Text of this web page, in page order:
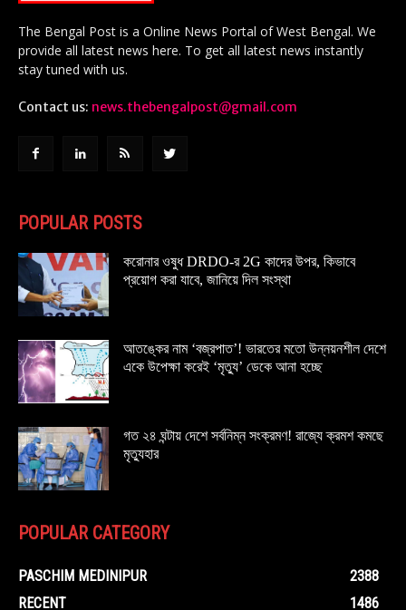
The Bengal Post is a Online News Portal of West Bengal. We
provide all latest news here. To get all latest news instantly
stay tuned with us.
Contact us: news.thebengalpost@gmail.com
POPULAR POSTS
করোনার ওষুধ DRDO-র 2G কাদের উপর, কিভাবে
প্রয়োগ করা যাবে, জানিয়ে দিল সংস্থা
আতঙ্কের নাম ‘বজ্রপাত’! ভারতের মতো উন্নয়নশীল দেশে
একে উপেক্ষা করেই ‘মৃত্যু’ ডেকে আনা হচ্ছে
গত ২৪ ঘন্টায় দেশে সর্বনিম্ন সংক্রমণ! রাজ্যে ক্রমশ কমছে
মৃত্যুহার
POPULAR CATEGORY
PASCHIM MEDINIPUR
2388
RECENT
1486